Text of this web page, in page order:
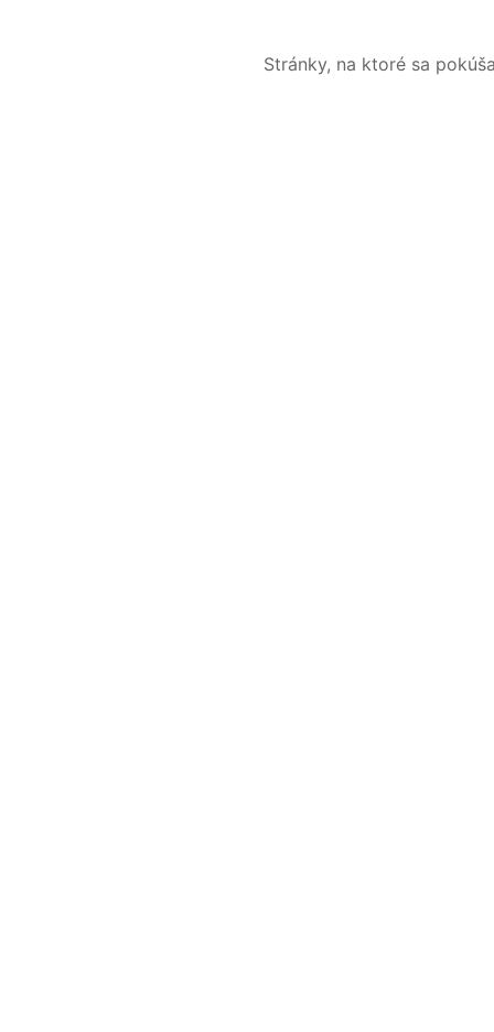
Stránky, na ktoré sa